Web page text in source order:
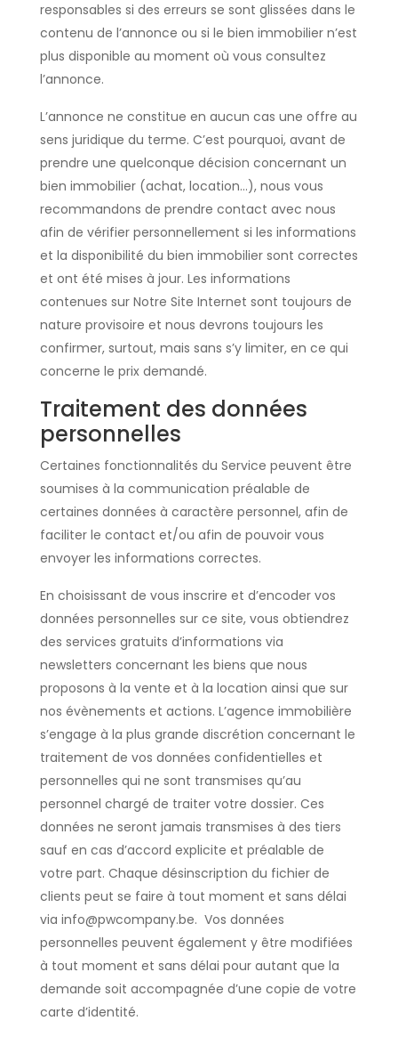
responsables si des erreurs se sont glissées dans le
contenu de l’annonce ou si le bien immobilier n’est
plus disponible au moment où vous consultez
l’annonce.
L’annonce ne constitue en aucun cas une offre au
sens juridique du terme. C’est pourquoi, avant de
prendre une quelconque décision concernant un
bien immobilier (achat, location…), nous vous
recommandons de prendre contact avec nous
afin de vérifier personnellement si les informations
et la disponibilité du bien immobilier sont correctes
et ont été mises à jour. Les informations
contenues sur Notre Site Internet sont toujours de
nature provisoire et nous devrons toujours les
confirmer, surtout, mais sans s’y limiter, en ce qui
concerne le prix demandé.
Traitement des données
personnelles
Certaines fonctionnalités du Service peuvent être
soumises à la communication préalable de
certaines données à caractère personnel, afin de
faciliter le contact et/ou afin de pouvoir vous
envoyer les informations correctes.
En choisissant de vous inscrire et d’encoder vos
données personnelles sur ce site, vous obtiendrez
des services gratuits d’informations via
newsletters concernant les biens que nous
proposons à la vente et à la location ainsi que sur
nos évènements et actions. L’agence immobilière
s’engage à la plus grande discrétion concernant le
traitement de vos données confidentielles et
personnelles qui ne sont transmises qu’au
personnel chargé de traiter votre dossier. Ces
données ne seront jamais transmises à des tiers
sauf en cas d’accord explicite et préalable de
votre part. Chaque désinscription du fichier de
clients peut se faire à tout moment et sans délai
via info@pwcompany.be. Vos données
personnelles peuvent également y être modifiées
à tout moment et sans délai pour autant que la
demande soit accompagnée d’une copie de votre
carte d’identité.